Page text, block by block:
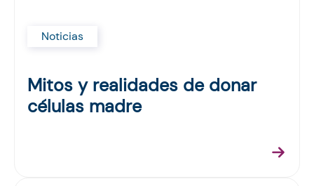
Noticias
Mitos y realidades de donar
células madre